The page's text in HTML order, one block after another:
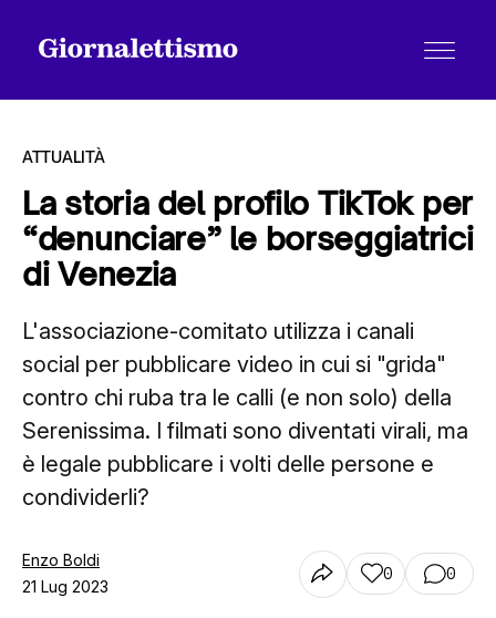
Tutti gli articoli
Chi siamo
Contatti
ATTUALITÀ
La storia del profilo TikTok per
“denunciare” le borseggiatrici
di Venezia
L'associazione-comitato utilizza i canali
social per pubblicare video in cui si "grida"
contro chi ruba tra le calli (e non solo) della
Serenissima. I filmati sono diventati virali, ma
è legale pubblicare i volti delle persone e
condividerli?
Enzo Boldi
21 Lug 2023
0 0